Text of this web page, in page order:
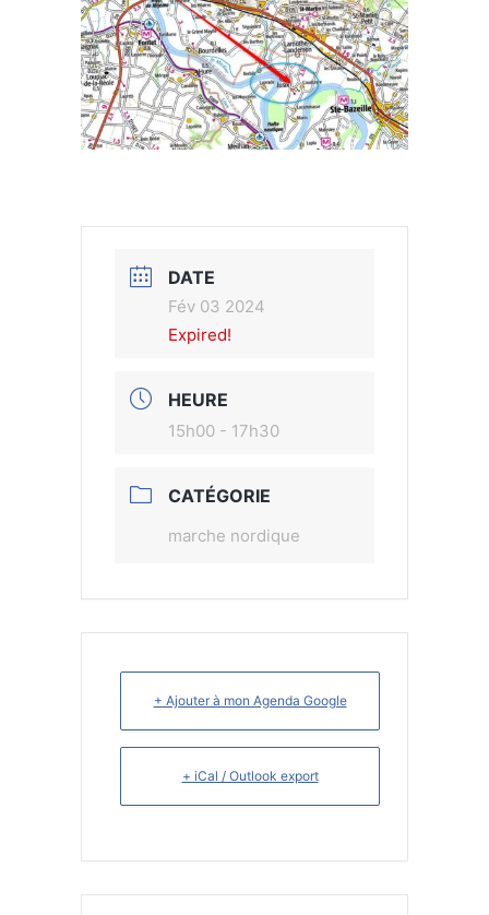
DATE
Fév 03 2024
Expired!
HEURE
15h00 - 17h30
CATÉGORIE
marche nordique
+ Ajouter à mon Agenda Google
+ iCal / Outlook export